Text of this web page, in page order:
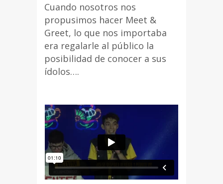
Cuando nosotros nos
propusimos hacer Meet &
Greet, lo que nos importaba
era regalarle al público la
posibilidad de conocer a sus
ídolos….